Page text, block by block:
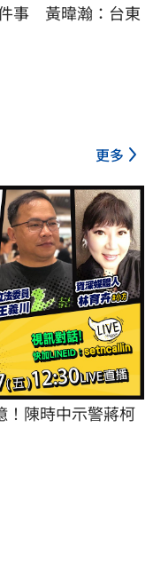
事　黃暐瀚：台東
更多
！陳時中示警蔣柯